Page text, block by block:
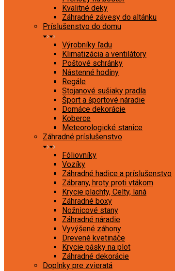
Kvalitné deky
Záhradné závesy do altánku
Príslušenstvo do domu
Výrobníky ľadu
Klimatizácia a ventilátory
Poštové schránky
Nástenné hodiny
Regále
Stojanové sušiaky pradla
Šport a športové náradie
Domáce dekorácie
Koberce
Meteorologické stanice
Záhradné príslušenstvo
Fóliovníky
Vozíky
Záhradné hadice a príslušenstvo
Zábrany, hroty proti vtákom
Krycie plachty, Celty, laná
Záhradné boxy
Nožnicové stany
Záhradné náradie
Vyvýšené záhony
Drevené kvetináče
Krycie pásky na plot
Záhradné dekorácie
Doplnky pre zvieratá